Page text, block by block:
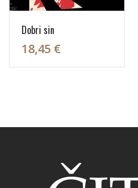
Dobri sin
18,45 €